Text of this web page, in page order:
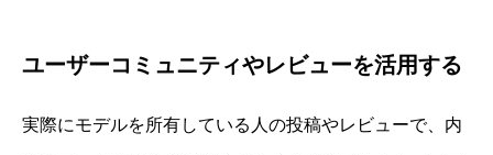
ユーザーコミュニティやレビューを活用する
実際にモデルを所有している人の投稿やレビューで、内